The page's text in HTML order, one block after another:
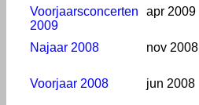
Voorjaarsconcerten
2009
apr 2009
Najaar 2008
nov 2008
Voorjaar 2008
jun 2008